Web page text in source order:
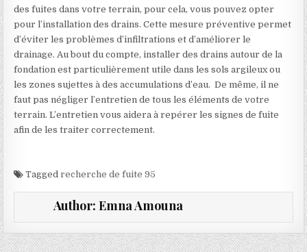
des fuites dans votre terrain, pour cela, vous pouvez opter
pour l’installation des drains. Cette mesure préventive permet
d’éviter les problèmes d’infiltrations et d’améliorer le
drainage. Au bout du compte, installer des drains autour de la
fondation est particulièrement utile dans les sols argileux ou
les zones sujettes à des accumulations d’eau. De même, il ne
faut pas négliger l’entretien de tous les éléments de votre
terrain. L’entretien vous aidera à repérer les signes de fuite
afin de les traiter correctement.
Taggedrecherche de fuite 95
Author: Emna Amouna